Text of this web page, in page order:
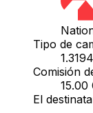
Tipo de
Comisión
15.00
El